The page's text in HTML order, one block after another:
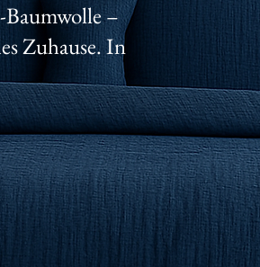
Baumwolle –
Zuhause. In
dauerhaft 10% für deinen